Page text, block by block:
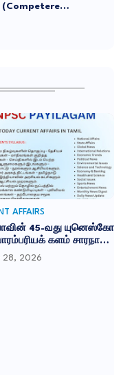
அறிக்கை
AFFAIRS
45-வது யுனெஸ்கோ
களம் சாரநாத்:
CURRENT AFFAIRS IN
JULY 2026
28, 2026